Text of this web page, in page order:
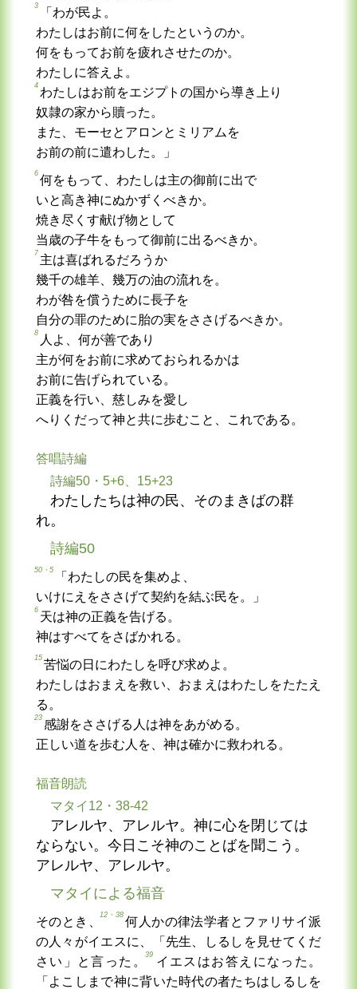
3
「わが民よ。
わたしはお前に何をしたというのか。
何をもってお前を疲れさせたのか。
わたしに答えよ。
4
わたしはお前をエジプトの国から導き上り
奴隷の家から贖った。
また、モーセとアロンとミリアムを
お前の前に遣わした。」
6
何をもって、わたしは主の御前に出で
いと高き神にぬかずくべきか。
焼き尽くす献げ物として
当歳の子牛をもって御前に出るべきか。
7
主は喜ばれるだろうか
幾千の雄羊、幾万の油の流れを。
わが咎を償うために長子を
自分の罪のために胎の実をささげるべきか。
8
人よ、何が善であり
主が何をお前に求めておられるかは
お前に告げられている。
正義を行い、慈しみを愛し
へりくだって神と共に歩むこと、これである。
答唱詩編
詩編50・5+6、15+23
わたしたちは神の民、そのまきばの群
れ。
詩編50
50・5
「わたしの民を集めよ、
いけにえをささげて契約を結ぶ民を。」
6
天は神の正義を告げる。
神はすべてをさばかれる。
15
苦悩の日にわたしを呼び求めよ。
わたしはおまえを救い、おまえはわたしをたたえ
る。
23
感謝をささげる人は神をあがめる。
正しい道を歩む人を、神は確かに救われる。
福音朗読
マタイ12・38-42
アレルヤ、アレルヤ。神に心を閉じては
ならない。今日こそ神のことばを聞こう。
アレルヤ、アレルヤ。
マタイによる福音
そのとき、
12・38
何人かの律法学者とファリサイ派
の人々がイエスに、「先生、しるしを見せてくだ
さい」と言った。
39
イエスはお答えになった。
「よこしまで神に背いた時代の者たちはしるしを